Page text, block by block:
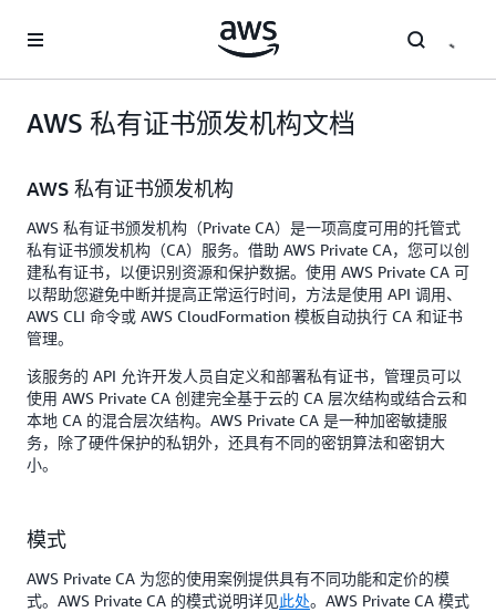
AWS 私有证书颁发机构文档
AWS 私有证书颁发机构
AWS 私有证书颁发机构（Private CA）是一项高度可用的托管式
私有证书颁发机构（CA）服务。借助 AWS Private CA，您可以创
建私有证书，以便识别资源和保护数据。使用 AWS Private CA 可
以帮助您避免中断并提高正常运行时间，方法是使用 API 调用、
AWS CLI 命令或 AWS CloudFormation 模板自动执行 CA 和证书
管理。
该服务的 API 允许开发人员自定义和部署私有证书，管理员可以
使用 AWS Private CA 创建完全基于云的 CA 层次结构或结合云和
本地 CA 的混合层次结构。AWS Private CA 是一种加密敏捷服
务，除了硬件保护的私钥外，还具有不同的密钥算法和密钥大
小。
模式
AWS Private CA 为您的使用案例提供具有不同功能和定价的模
式。AWS Private CA 的模式说明详见此处。AWS Private CA 模式